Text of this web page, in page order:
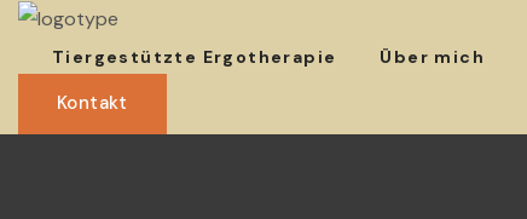
Tiergestützte Ergotherapie Über mich
Kontakt